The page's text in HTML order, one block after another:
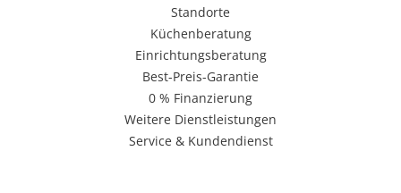
Standorte
Küchenberatung
Einrichtungsberatung
Best-Preis-Garantie
0 % Finanzierung
Weitere Dienstleistungen
Service & Kundendienst